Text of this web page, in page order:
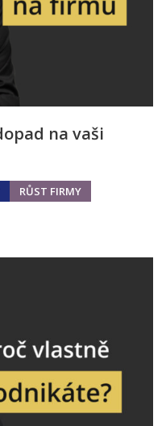
na vaši
RŮST FIRMY